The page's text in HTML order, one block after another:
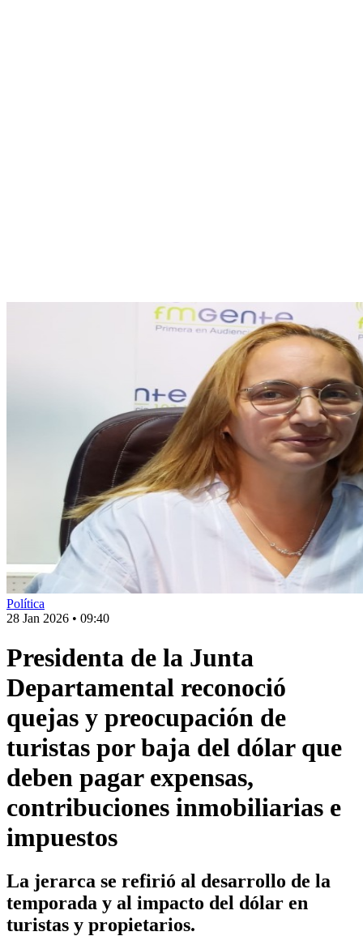
Política
28 Jan 2026 • 09:40
Presidenta de la Junta
Departamental reconoció
quejas y preocupación de
turistas por baja del dólar que
deben pagar expensas,
contribuciones inmobiliarias e
impuestos
La jerarca se refirió al desarrollo de la
temporada y al impacto del dólar en
turistas y propietarios.